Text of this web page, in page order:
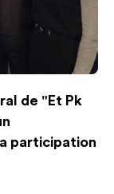
de "Et Pk
participation